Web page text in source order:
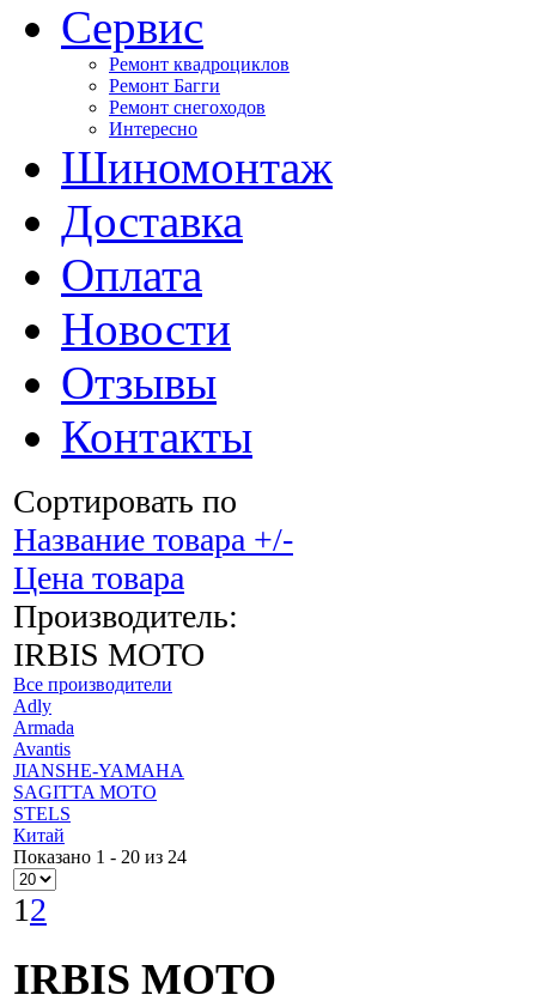
Сервис
Ремонт квадроциклов
Ремонт Багги
Ремонт снегоходов
Интересно
Шиномонтаж
Доставка
Оплата
Новости
Отзывы
Контакты
Сортировать по
Название товара +/-
Цена товара
Производитель:
IRBIS MOTO
Все производители
Adly
Armada
Avantis
JIANSHE-YAMAHA
SAGITTA MOTO
STELS
Китай
Показано 1 - 20 из 24
12
IRBIS MOTO